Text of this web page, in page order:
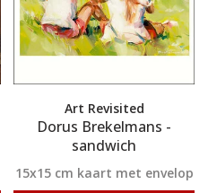
Art Revisited
Dorus Brekelmans -
sandwich
15x15 cm kaart met envelop